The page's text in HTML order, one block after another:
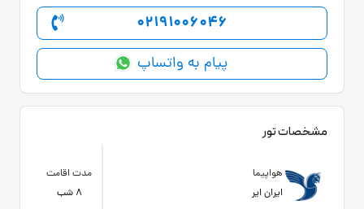
02191006046
پیام به واتساپ
مشخصات تور
هواپیما
ایران ایر
مدت اقامت
8 شب